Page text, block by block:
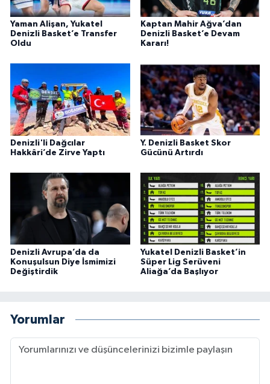
Yaman Alişan, Yukatel
Denizli Basket’e Transfer
Oldu
Kaptan Mahir Ağva’dan
Denizli Basket’e Devam
Kararı!
Denizli'li Dağcılar
Hakkâri’de Zirve Yaptı
Y. Denizli Basket Skor
Gücünü Artırdı
Denizli Avrupa’da da
Konuşulsun Diye İsmimizi
Değiştirdik
Yukatel Denizli Basket’in
Süper Lig Serüveni
Aliağa’da Başlıyor
Yorumlar